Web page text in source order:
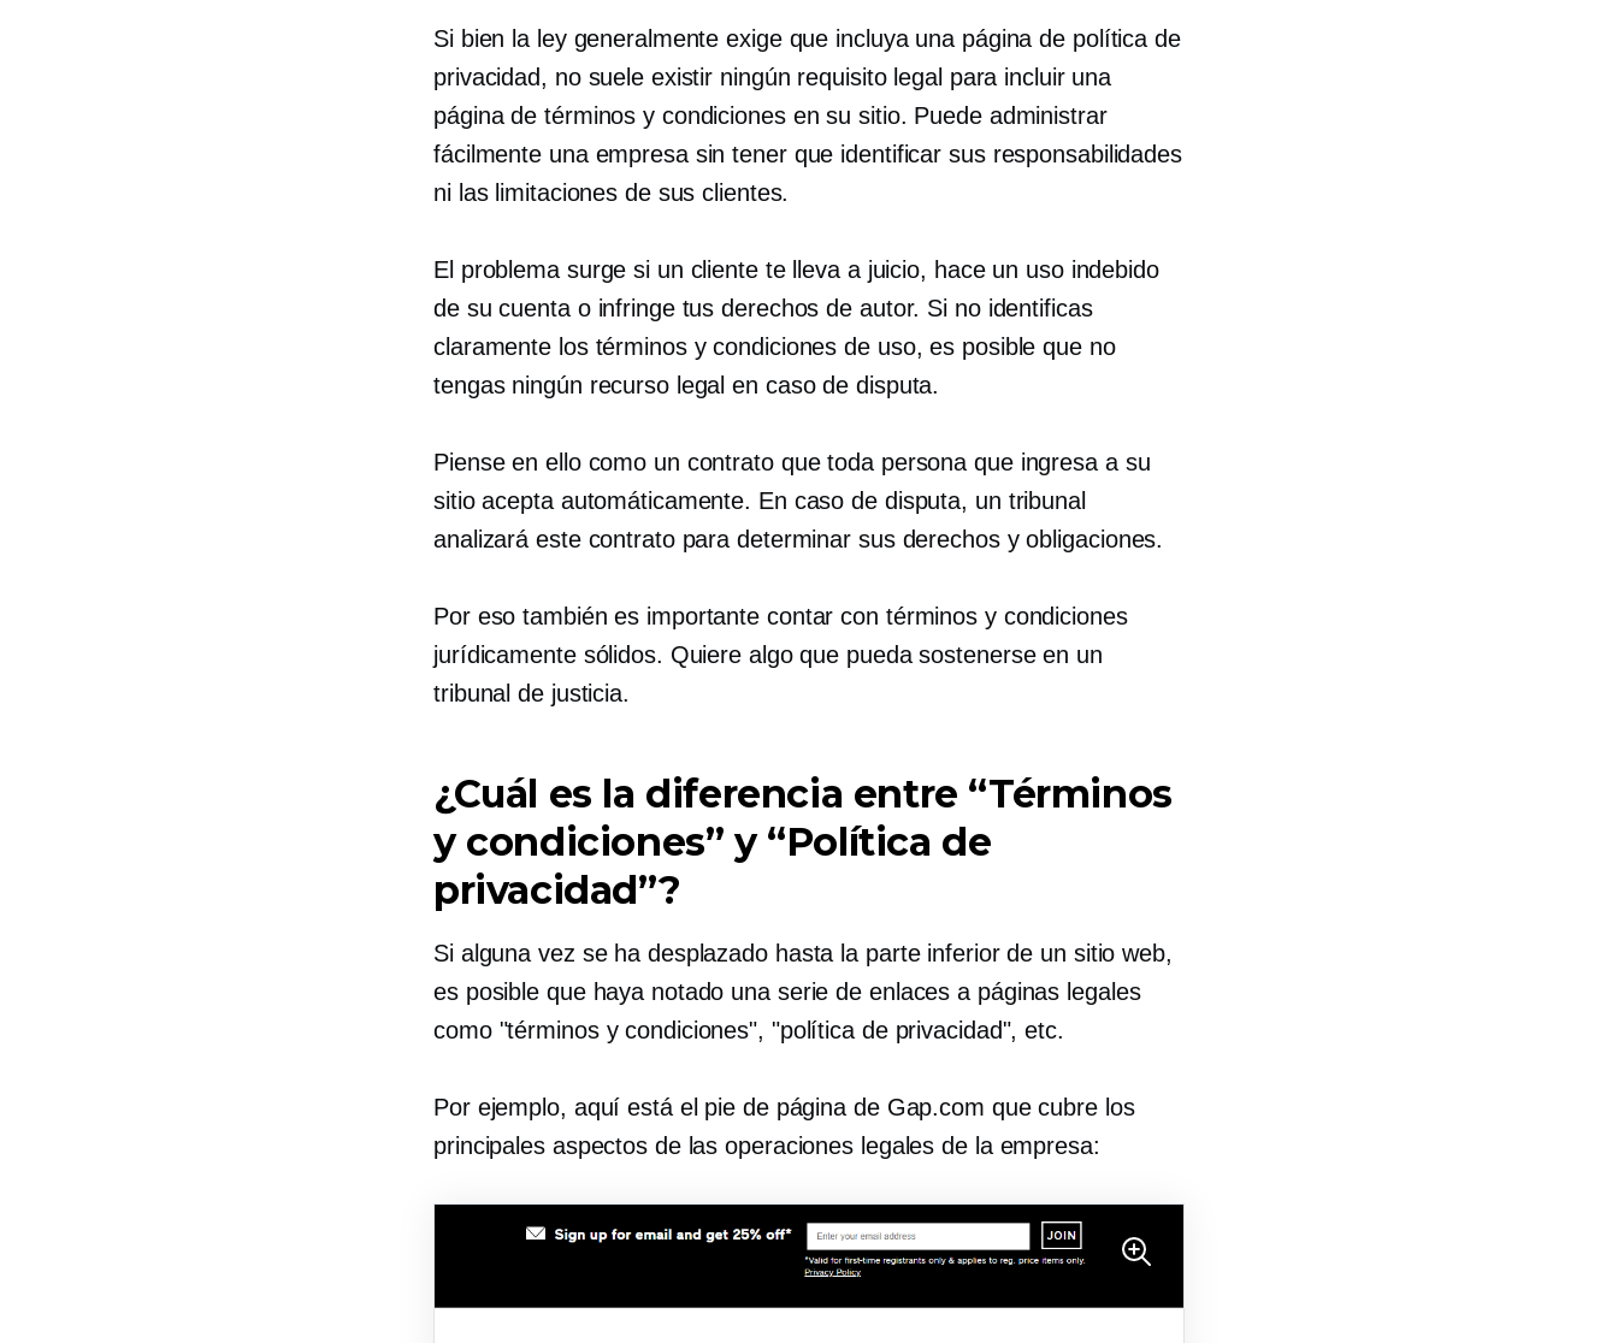
Si bien la ley generalmente exige que incluya una página de política de
privacidad, no suele existir ningún requisito legal para incluir una
página de términos y condiciones en su sitio. Puede administrar
fácilmente una empresa sin tener que identificar sus responsabilidades
ni las limitaciones de sus clientes.
El problema surge si un cliente te lleva a juicio, hace un uso indebido
de su cuenta o infringe tus derechos de autor. Si no identificas
claramente los términos y condiciones de uso, es posible que no
tengas ningún recurso legal en caso de disputa.
Piense en ello como un contrato que toda persona que ingresa a su
sitio acepta automáticamente. En caso de disputa, un tribunal
analizará este contrato para determinar sus derechos y obligaciones.
Por eso también es importante contar con términos y condiciones
jurídicamente sólidos. Quiere algo que pueda sostenerse en un
tribunal de justicia.
¿Cuál es la diferencia entre “Términos
y condiciones” y “Política de
privacidad”?
Si alguna vez se ha desplazado hasta la parte inferior de un sitio web,
es posible que haya notado una serie de enlaces a páginas legales
como "términos y condiciones", "política de privacidad", etc.
Por ejemplo, aquí está el pie de página de Gap.com que cubre los
principales aspectos de las operaciones legales de la empresa: